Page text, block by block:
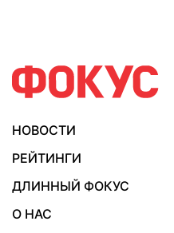
НОВОСТИ
РЕЙТИНГИ
ДЛИННЫЙ ФОКУС
О НАС